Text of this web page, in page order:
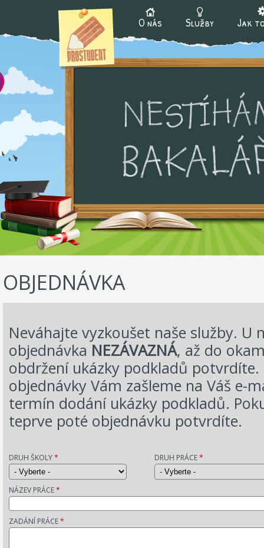
Hlavní menu
O nás Služby Jak
OBJEDNÁVKA
Neváhajte vyzkoušet naše služby. U
objednávka NEZÁVAZNÁ, až do
obdržení ukázky podkladů potvrdíte.
objednávky Vám zašleme na Váš e-
termín dodání ukázky podkladů.
teprve poté objednávku potvrdíte.
DRUH ŠKOLY* DRUH PRÁCE*
NÁZEV PRÁCE*
ZADÁNÍ PRÁCE*